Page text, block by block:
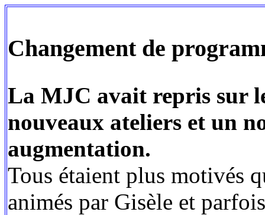
‌Changement de
La MJC avait repris sur
nouveaux ateliers et un
augmentation.
Tous étaient plus motivés
animés par Gisèle et